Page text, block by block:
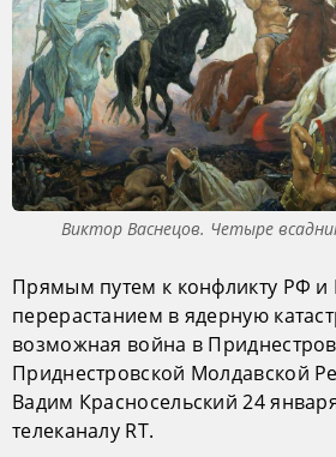
Виктор Васнецов. Четыре
Прямым путем к конфликту РФ и
перерастанием в ядерную
возможная война в
Приднестровской Молдавской
Вадим Красносельский 24
телеканалу RT.